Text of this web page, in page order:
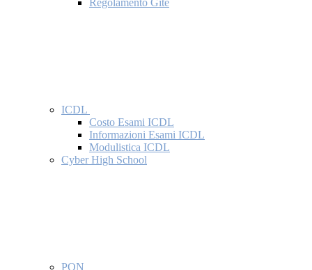
Regolamento Gite
ICDL
Costo Esami ICDL
Informazioni Esami ICDL
Modulistica ICDL
Cyber High School
PON